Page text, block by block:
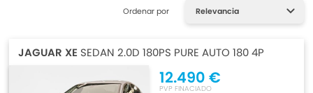
Encuentra lo que estás
Ordenar por
JAGUAR XE SEDAN 2.0D 180PS PURE AUTO 180 4P
12.490 €
PVP FINACIADO